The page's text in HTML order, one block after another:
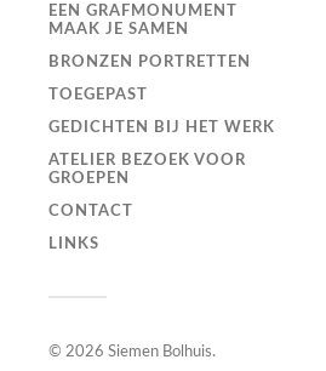
EEN GRAFMONUMENT
MAAK JE SAMEN
BRONZEN PORTRETTEN
TOEGEPAST
GEDICHTEN BIJ HET WERK
ATELIER BEZOEK VOOR
GROEPEN
CONTACT
LINKS
© 2026 Siemen Bolhuis.